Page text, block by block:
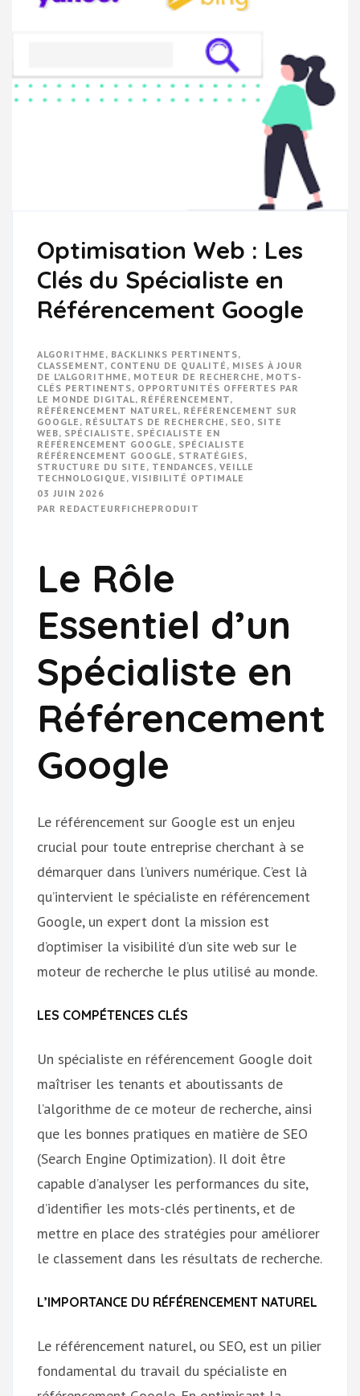
Optimisation Web : Les
Clés du Spécialiste en
Référencement Google
ALGORITHME , BACKLINKS PERTINENTS,
CLASSEMENT, CONTENU DE QUALITÉ , MISES À JOUR
DE L'ALGORITHME , MOTEUR DE RECHERCHE , MOTS-
CLÉS PERTINENTS, OPPORTUNITÉS OFFERTES PAR
LE MONDE DIGITAL, RÉFÉRENCEMENT,
RÉFÉRENCEMENT NATUREL, RÉFÉRENCEMENT SUR
GOOGLE , RÉSULTATS DE RECHERCHE , SEO , SITE
WEB, SPÉCIALISTE , SPÉCIALISTE EN
RÉFÉRENCEMENT GOOGLE , SPÉCIALISTE
RÉFÉRENCEMENT GOOGLE , STRATÉGIES,
STRUCTURE DU SITE , TENDANCES, VEILLE
TECHNOLOGIQUE , VISIBILITÉ OPTIMALE
03 JUIN 2026
PAR REDACTEURFICHEPRODUIT
Le Rôle
Essentiel d’un
Spécialiste en
Référencement
Google
Le référencement sur Google est un enjeu
crucial pour toute entreprise cherchant à se
démarquer dans l’univers numérique. C’est là
qu’intervient le spécialiste en référencement
Google, un expert dont la mission est
d’optimiser la visibilité d’un site web sur le
moteur de recherche le plus utilisé au monde.
LES COMPÉTENCES CLÉS
Un spécialiste en référencement Google doit
maîtriser les tenants et aboutissants de
l’algorithme de ce moteur de recherche, ainsi
que les bonnes pratiques en matière de SEO
(Search Engine Optimization). Il doit être
capable d’analyser les performances du site,
d’identifier les mots-clés pertinents, et de
mettre en place des stratégies pour améliorer
le classement dans les résultats de recherche.
L’IMPORTANCE DU RÉFÉRENCEMENT NATUREL
Le référencement naturel, ou SEO, est un pilier
fondamental du travail du spécialiste en